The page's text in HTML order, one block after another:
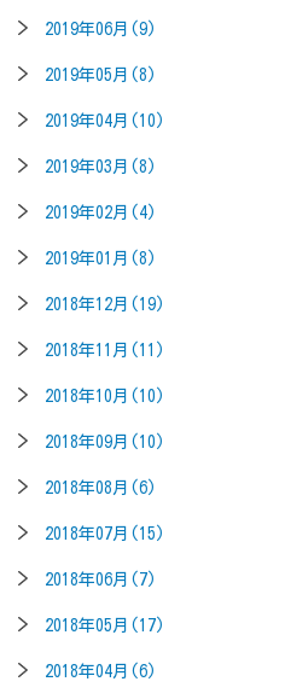
2019年06月(9)
2019年05月(8)
2019年04月(10)
2019年03月(8)
2019年02月(4)
2019年01月(8)
2018年12月(19)
2018年11月(11)
2018年10月(10)
2018年09月(10)
2018年08月(6)
2018年07月(15)
2018年06月(7)
2018年05月(17)
2018年04月(6)